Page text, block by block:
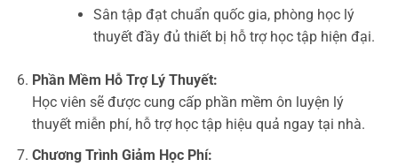
Sân tập đạt chuẩn quốc gia, phòng học lý
thuyết đầy đủ thiết bị hỗ trợ học tập hiện đại.
Phần Mềm Hỗ Trợ Lý Thuyết:
Học viên sẽ được cung cấp phần mềm ôn luyện lý
thuyết miễn phí, hỗ trợ học tập hiệu quả ngay tại nhà.
Chương Trình Giảm Học Phí: